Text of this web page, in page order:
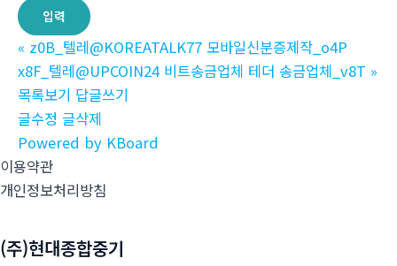
« z0B_텔레@KOREATALK77 모바일신분증제작_o4P
x8F_텔레@UPCOIN24 비트송금업체 테더 송금업체_v8T »
목록보기 답글쓰기
글수정 글삭제
Powered by KBoard
이용약관
개인정보처리방침
(주)현대종합중기